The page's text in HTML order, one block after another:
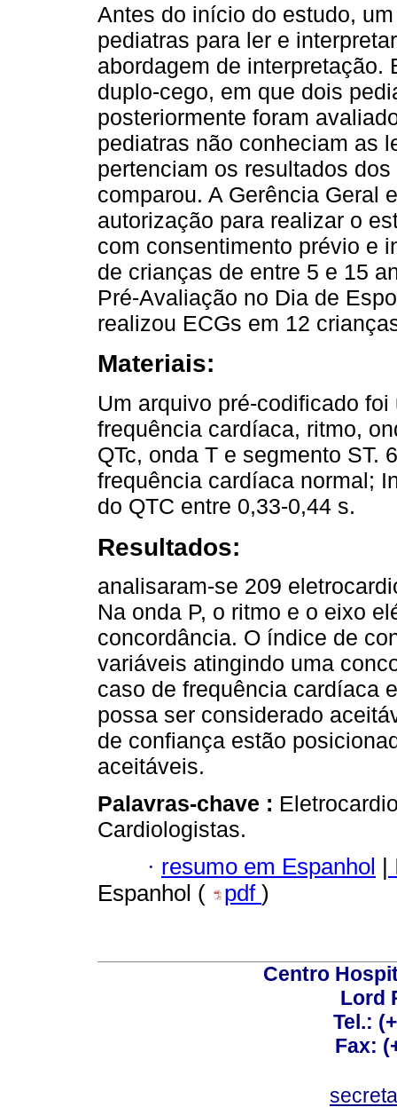
Antes do início do estudo,
pediatras para ler e
abordagem de interpretação.
duplo-cego, em que dois
posteriormente foram
pediatras não conheciam as
pertenciam os resultados
comparou. A Gerência Geral
autorização para realizar o
com consentimento prévio e
de crianças de entre 5 e 15
Pré-Avaliação no Dia de
realizou ECGs em 12
Materiais:
Um arquivo pré-codificado
frequência cardíaca, ritmo,
QTc, onda T e segmento ST.
frequência cardíaca normal;
do QTC entre 0,33-0,44 s.
Resultados:
analisaram-se 209
Na onda P, o ritmo e o eixo
concordância. O índice de
variáveis atingindo uma
caso de frequência cardíaca
possa ser considerado
de confiança estão
aceitáveis.
Palavras-chave :
Cardiologistas.
· resumo em Espanhol
Espanhol (
pdf )
Centro
Lord
Tel.:
Fax: